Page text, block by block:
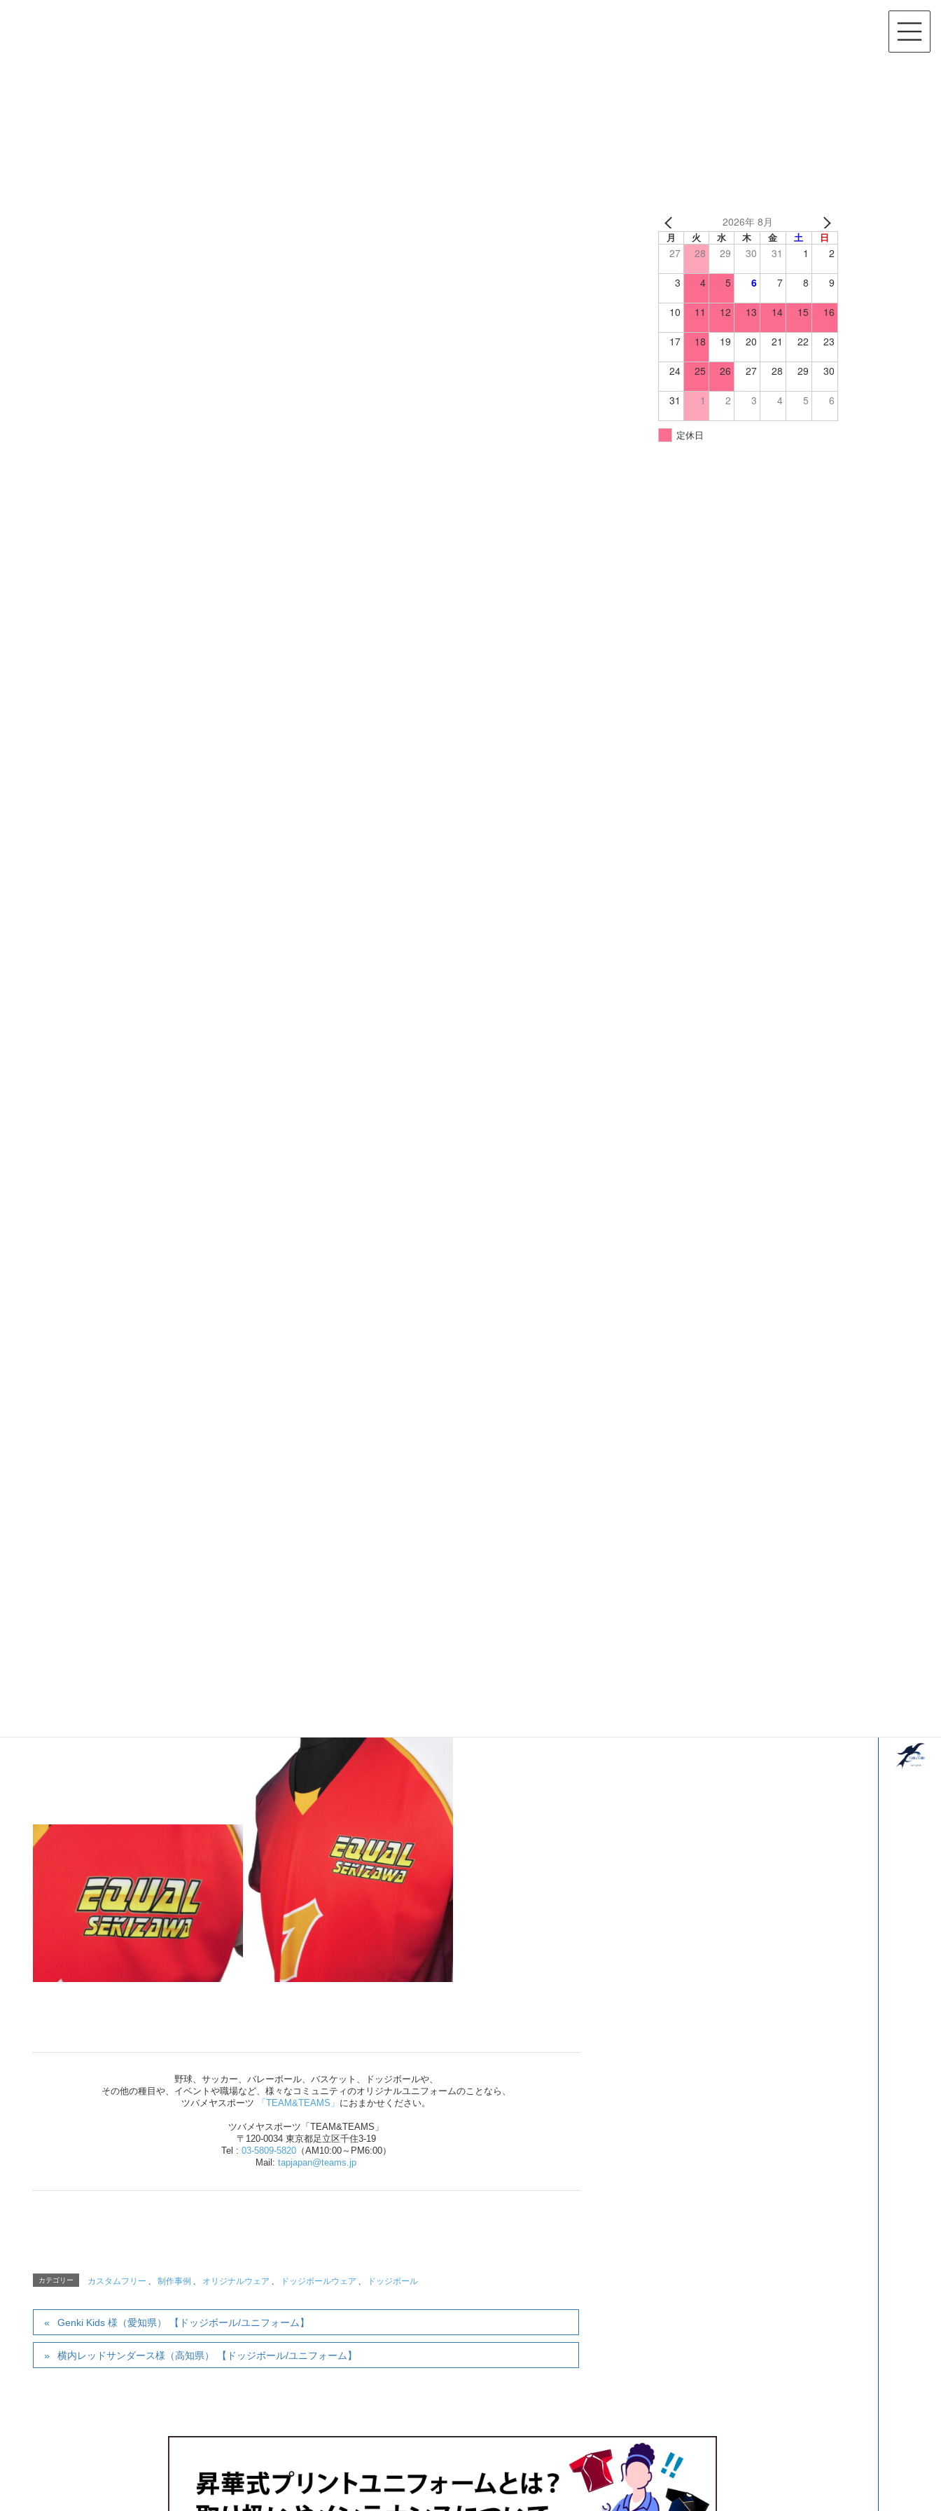
野球、サッカー、バレーボール、バスケット、ドッジボールや、
その他の種目や、イベントや職場など、様々なコミュニティのオリジナルユニフォームのことなら、
ツバメヤスポーツ
「TEAM&TEAMS」 におまかせください。
ツバメヤスポーツ「TEAM&TEAMS」
〒120-0034 東京都足立区千住3-19
Tel : 03-5809-5820（AM10:00～PM6:00）
Mail: tapjapan@teams.jp
カテゴリー カスタムフリー 、 制作事例 、 オリジナルウェア 、 ドッジボールウェア 、 ドッジボール
Genki Kids 様（愛知県） 【ドッジボール/ユニフォーム】
横内レッドサンダース様（高知県） 【ドッジボール/ユニフォーム】
2026年 8月
月 火 水 木 金 土 日
27 28 29 30 31 1 2
3 4 5 6 7 8 9
10 11 12 13 14 15 16
17 18 19 20 21 22 23
24 25 26 27 28 29 30
31 1 2 3 4 5 6
定休日